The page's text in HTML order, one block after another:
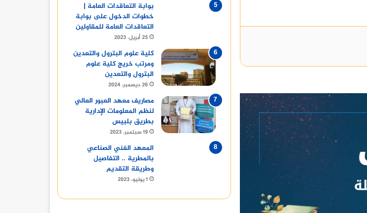
بوابة التعاقدات العامة |
خطوات الدخول على بوابة
التعاقدات العامة للمقاولين
25 أبريل، 2023
كلية علوم البترول والتعدين
ومرتب خريج كلية علوم
البترول والتعدين
26 ديسمبر، 2024
مصاريف معهد العبور العالي
لنظم المعلومات الإدارية
بطريق بلبيس
19 سبتمبر، 2023
المعهد الفني الصناعي
بالمطرية .. التفاصيل
وطريقة التقديم
1 يوليو، 2023